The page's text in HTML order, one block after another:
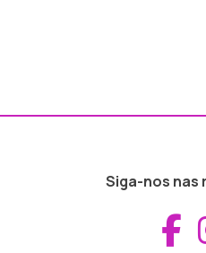
Siga-nos nas